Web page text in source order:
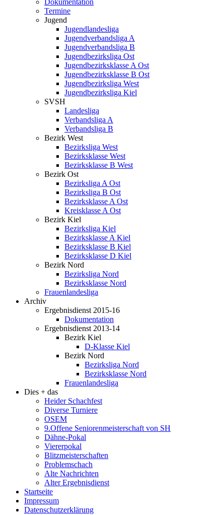
Dokumentation
Termine
Jugend
Jugendlandesliga
Jugendverbandsliga A
Jugendverbandsliga B
Jugendbezirksliga Ost
Jugendbezirksklasse A Ost
Jugendbezirksklasse B Ost
Jugendbezirksliga West
Jugendbezirksliga Kiel
SVSH
Landesliga
Verbandsliga A
Verbandsliga B
Bezirk West
Bezirksliga West
Bezirksklasse West
Bezirksklasse B West
Bezirk Ost
Bezirksliga A Ost
Bezirksliga B Ost
Bezirksklasse A Ost
Kreisklasse A Ost
Bezirk Kiel
Bezirksliga Kiel
Bezirksklasse A Kiel
Bezirksklasse B Kiel
Bezirksklasse D Kiel
Bezirk Nord
Bezirksliga Nord
Bezirksklasse Nord
Frauenlandesliga
Archiv
Ergebnisdienst 2015-16
Dokumentation
Ergebnisdienst 2013-14
Bezirk Kiel
D-Klasse Kiel
Bezirk Nord
Bezirksliga Nord
Bezirksklasse Nord
Frauenlandesliga
Dies + das
Heider Schachfest
Diverse Turniere
OSEM
9.Offene Seniorenmeisterschaft von SH
Dähne-Pokal
Viererpokal
Blitzmeisterschaften
Problemschach
Alte Nachrichten
Alter Ergebnisdienst
Startseite
Impressum
Datenschutzerklärung